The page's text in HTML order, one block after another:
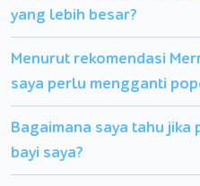
yang lebih besar?
Menurut rekomendasi
saya perlu mengganti
Bagaimana saya tahu
bayi saya?